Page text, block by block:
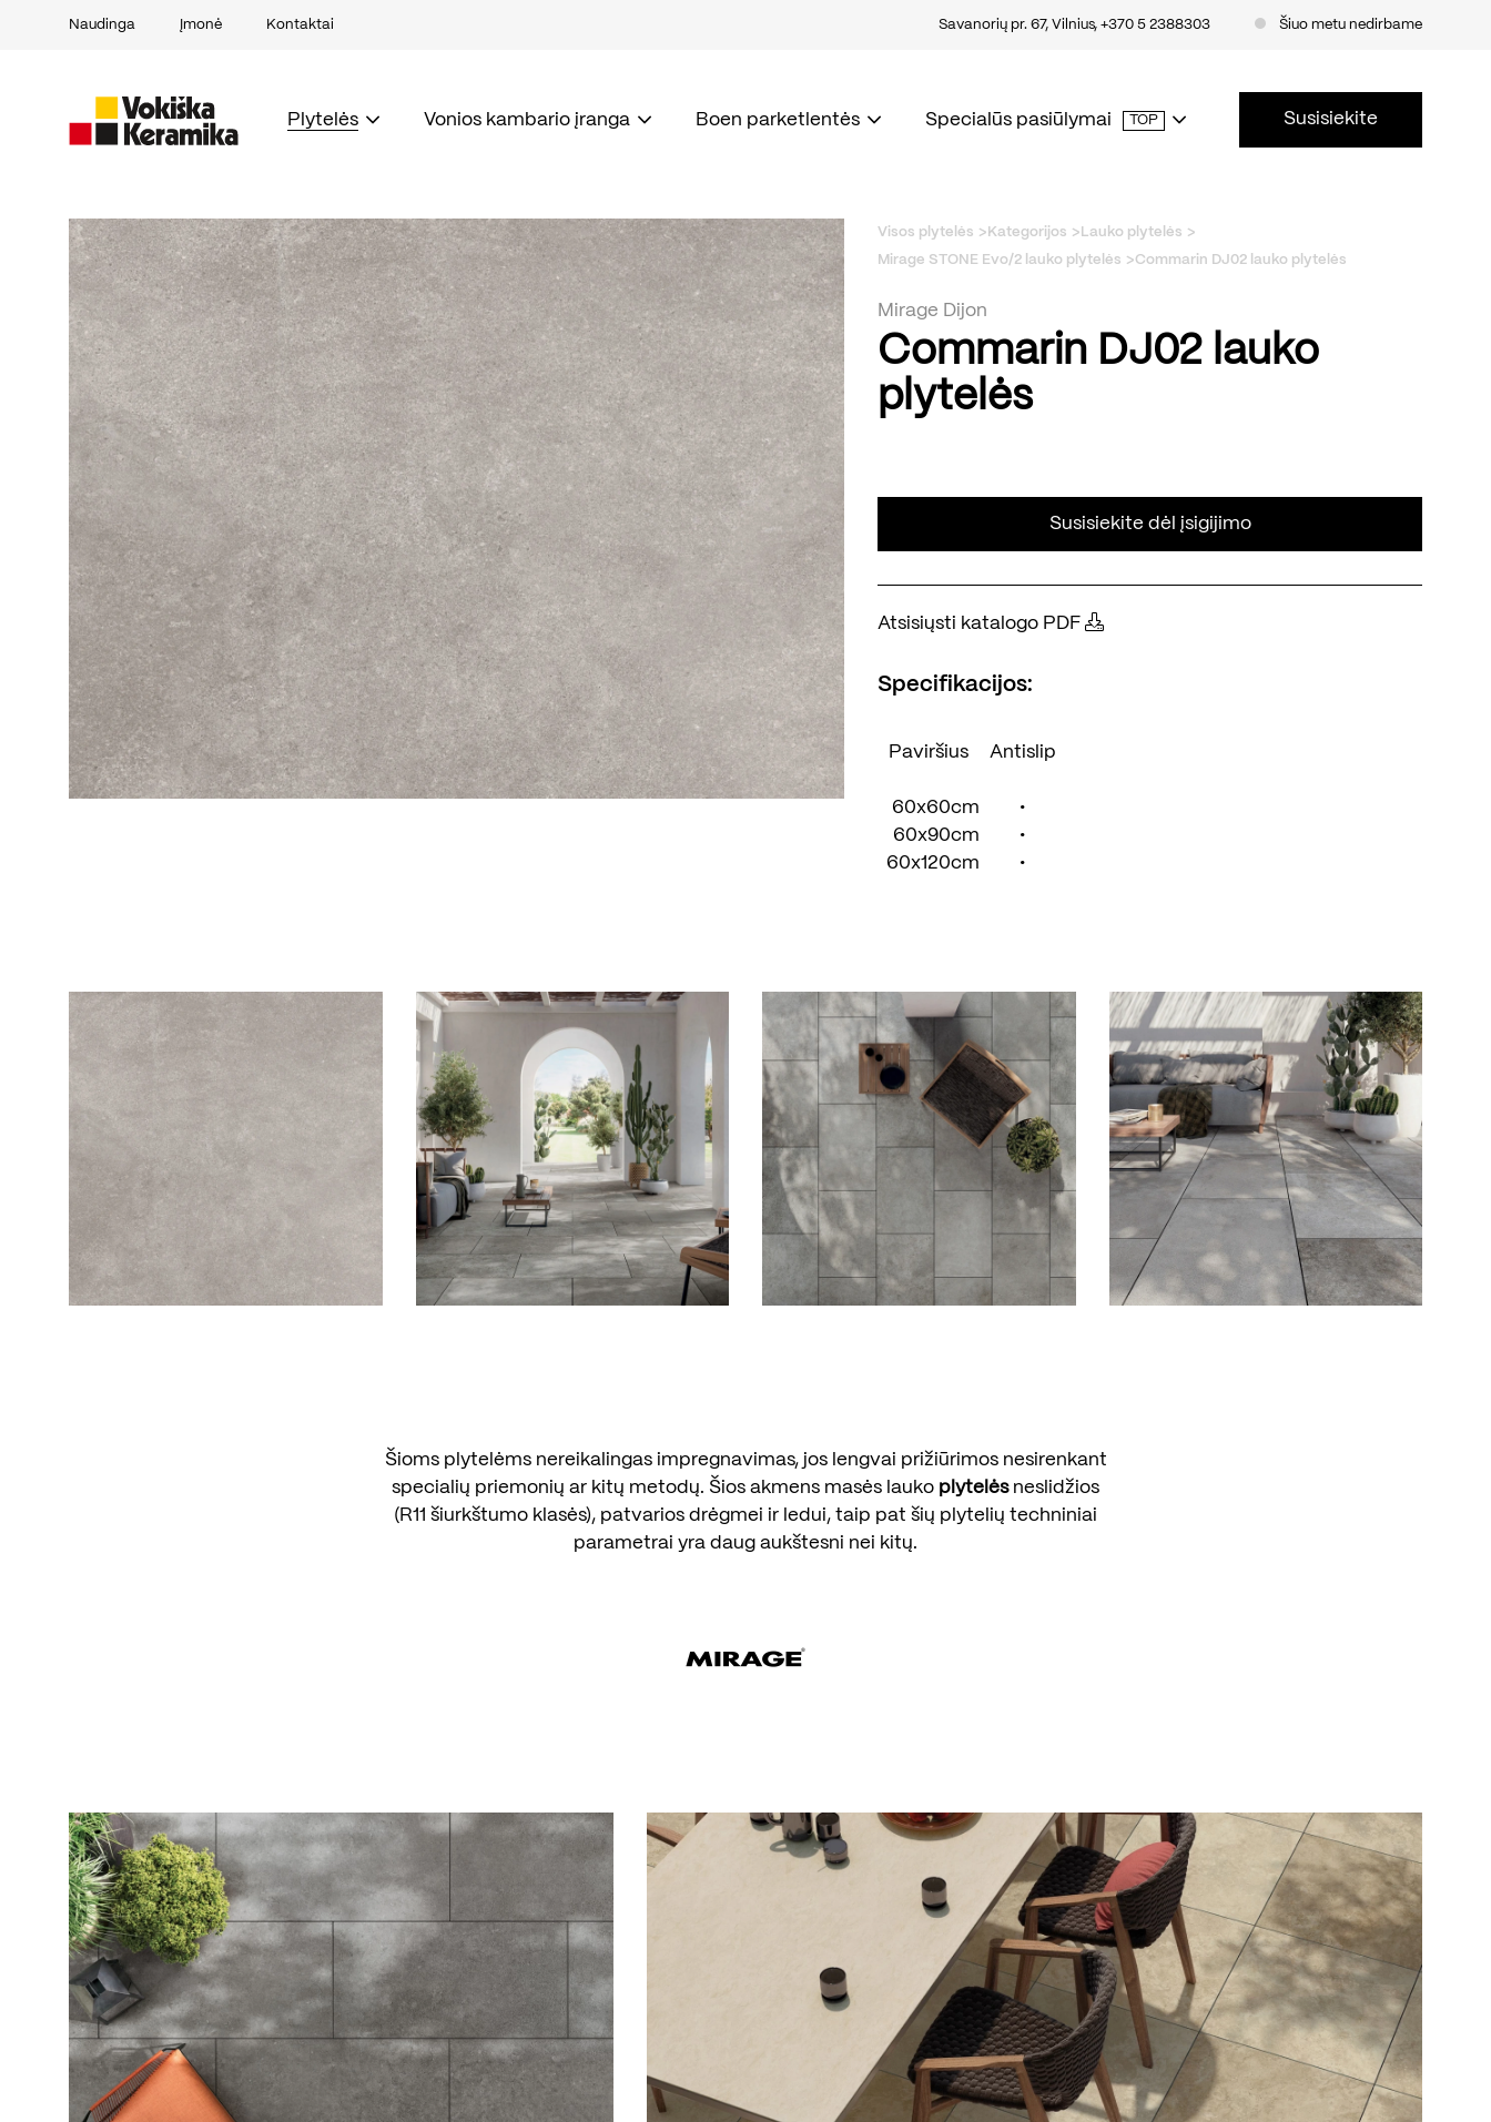
Naudinga Įmonė Kontaktai Savanorių pr. 67, Vilnius, +370 5 2388303 Šiuo metu nedirbame
Plytelės Vonios kambario įranga Boen parketlentės Specialūs pasiūlymai TOP Susisiekite
Visos plytelės Kategorijos
Lauko plytelės
Mirage STONE Evo/2 lauko plytelės
Commarin DJ02 lauko plytelės
Mirage Dijon
Commarin DJ02 lauko
plytelės
Susisiekite dėl įsigijimo
Atsisiųsti katalogo PDF
Specifikacijos:
Paviršius Antislip
60x60cm
•
60x90cm
•
60x120cm
•
Šioms plytelėms nereikalingas impregnavimas, jos lengvai prižiūrimos nesirenkant
specialių priemonių ar kitų metodų. Šios akmens masės lauko plytelėsneslidžios
(R11 šiurkštumo klasės), patvarios drėgmei ir ledui, taip pat šių plytelių techniniai
parametrai yra daug aukštesni nei kitų.